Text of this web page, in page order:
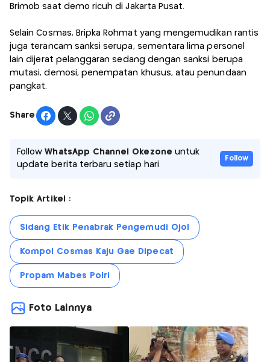
Brimob saat demo ricuh di Jakarta Pusat.
Selain Cosmas, Bripka Rohmat yang mengemudikan rantis
juga terancam sanksi serupa, sementara lima personel
lain dijerat pelanggaran sedang dengan sanksi berupa
mutasi, demosi, penempatan khusus, atau penundaan
pangkat.
Share
FollowWhatsApp Channel Okezone untuk
update berita terbaru setiap hari
Follow
Topik Artikel :
Sidang Etik Penabrak Pengemudi Ojol
Kompol Cosmas Kaju Gae Dipecat
Propam Mabes Polri
Foto Lainnya